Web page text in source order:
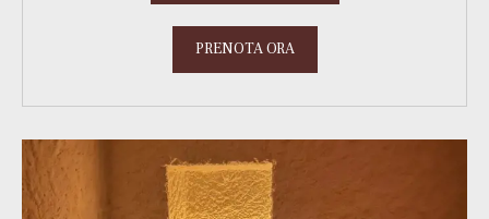
PRENOTA ORA